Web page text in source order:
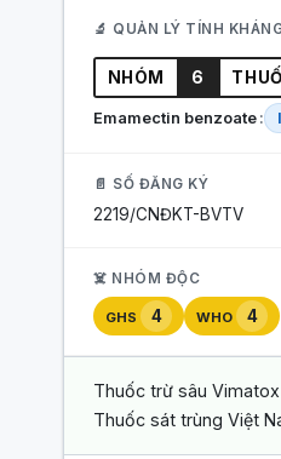
🔬 QUẢN LÝ TÍNH
NHÓM 6
Emamectin benzoate
📄 SỐ ĐĂNG KÝ
2219/CNĐKT-BVTV
☠️ NHÓM ĐỘC
GHS 4 WHO 4
Thuốc trừ sâu
Thuốc sát trùng Việt